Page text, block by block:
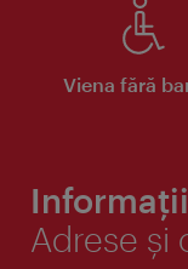
Viena fără
Adrese și